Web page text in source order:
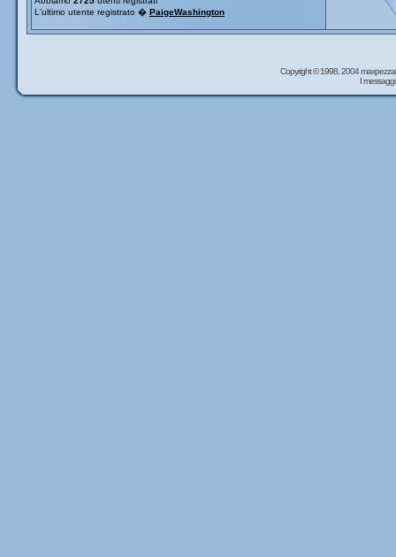
L'ultimo utente registrato � PaigeWashington
Copyright © 1998, 2004
I